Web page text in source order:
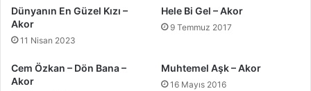
Dünyanın En Güzel Kızı –
Akor
11 Nisan 2023
Hele Bi Gel – Akor
9 Temmuz 2017
Cem Özkan – Dön Bana –
Akor
Muhtemel Aşk – Akor
16 Mayıs 2016